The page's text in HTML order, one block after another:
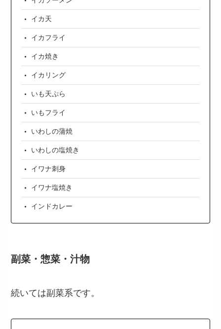
イカ天
イカフライ
イカ焼き
イカリング
いも天ぷら
いもフライ
いわしの蒲焼
いわしの塩焼き
イワナ刺身
イワナ塩焼き
インドカレー
副菜・惣菜・汁物
続いては副菜系です。